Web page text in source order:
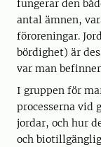
fungerar den
antal ämnen,
föroreningar.
bördighet) är
var man
I gruppen för
processerna vid
jordar, och hur
och